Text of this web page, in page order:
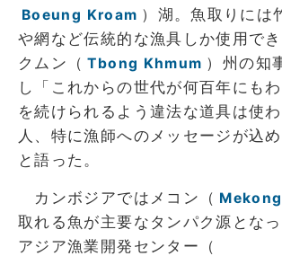
Boeung Kroam ）湖。魚取りには
や網など伝統的な漁具しか使用で
クムン（ Tbong Khmum ）州の知
し「これからの世代が何百年にも
を続けられるよう違法な道具は使
人、特に漁師へのメッセージが込め
と語った。
カンボジアではメコン（ Mekong
取れる魚が主要なタンパク源とな
アジア漁業開発センター（